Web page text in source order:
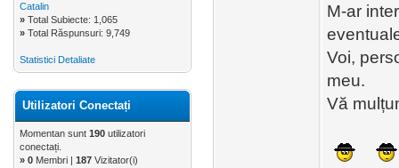
Catalin
» Total Subiecte: 1,065
» Total Răspunsuri: 9,749
Statistici Detaliate
Utilizatori Conectați
Momentan sunt 190 utilizatori
conectați.
» 0 Membri | 187 Vizitator(i)
M-ar
Voi,
meu.
Vă